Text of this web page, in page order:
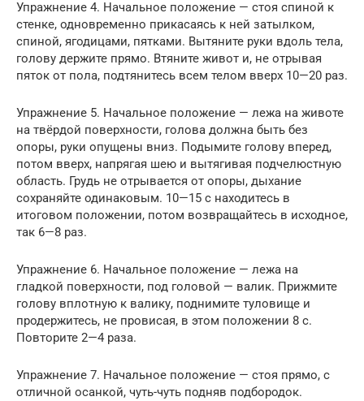
Упражнение 4. Начальное положение — стоя спиной к
стенке, одновременно прикасаясь к ней затылком,
спиной, ягодицами, пятками. Вытяните руки вдоль тела,
голову держите прямо. Втяните живот и, не отрывая
пяток от пола, подтянитесь всем телом вверх 10—20 раз.
Упражнение 5. Начальное положение — лежа на животе
на твёрдой поверхности, голова должна быть без
опоры, руки опущены вниз. Подымите голову вперед,
потом вверх, напрягая шею и вытягивая подчелюстную
область. Грудь не отрывается от опоры, дыхание
сохраняйте одинаковым. 10—15 с находитесь в
итоговом положении, потом возвращайтесь в исходное,
так 6—8 раз.
Упражнение 6. Начальное положение — лежа на
гладкой поверхности, под головой — валик. Прижмите
голову вплотную к валику, поднимите туловище и
продержитесь, не провисая, в этом положении 8 с.
Повторите 2—4 раза.
Упражнение 7. Начальное положение — стоя прямо, с
отличной осанкой, чуть-чуть подняв подбородок.